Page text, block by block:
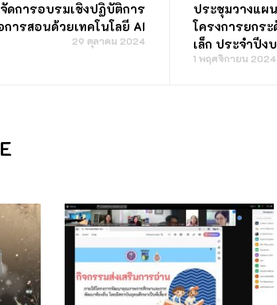
ดการอบรมเชิงปฏิบัติการ
การสอนด้วยเทคโนโลยี AI
29 ตุลาคม 2024
ประชุมวางแผ
โครงการยกร
เล็ก ประจำปี
1 พฤศจิกายน 2024